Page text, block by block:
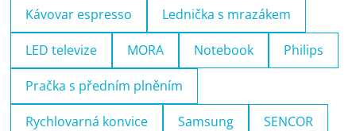
Kávovar espresso Lednička s mrazákem
LED televize MORA Notebook Philips
Pračka s předním plněním
Rychlovarná konvice Samsung SENCOR